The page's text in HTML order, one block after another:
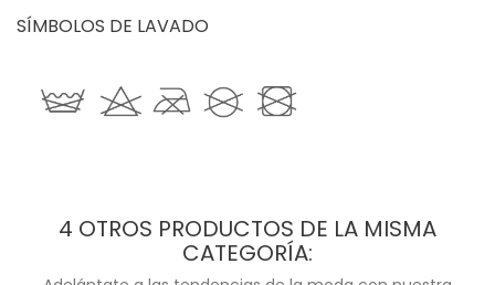
SÍMBOLOS DE LAVADO
4 OTROS PRODUCTOS DE LA MISMA
CATEGORÍA: